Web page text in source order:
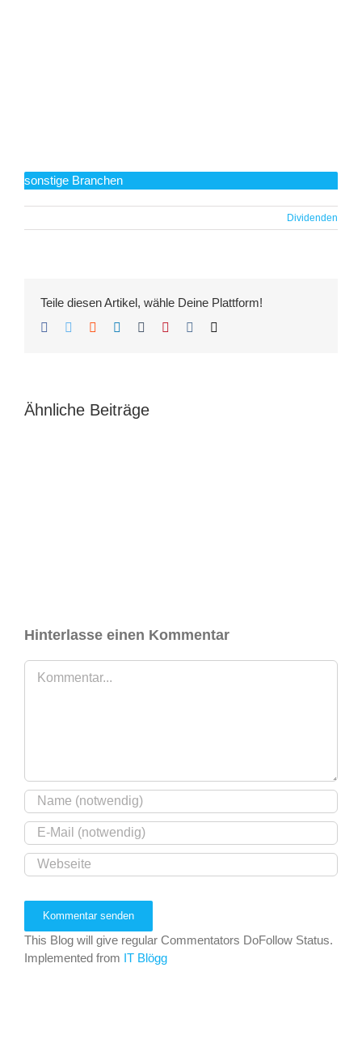
sonstige Branchen
Dividenden
Teile diesen Artikel, wähle Deine Plattform!
Facebook
TwitterReddit LinkedIn
TumblrPinterest
Ähnliche Beiträge
Hinterlasse einen Kommentar
Kommentar
This Blog will give regular Commentators DoFollow Status.
Implemented from IT Blögg